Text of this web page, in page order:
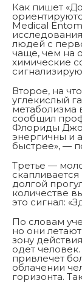
Как пишет
Medical
людей с
чаще, чем на
химические
Второе, на
углекислый
метаболизма
сообщил
Флориды
энергичны и
быстрее», —
Третье —
долгой
количестве
это сигнал:
По словам
но они
зону
одет
привлечет
облачении
горизонта.